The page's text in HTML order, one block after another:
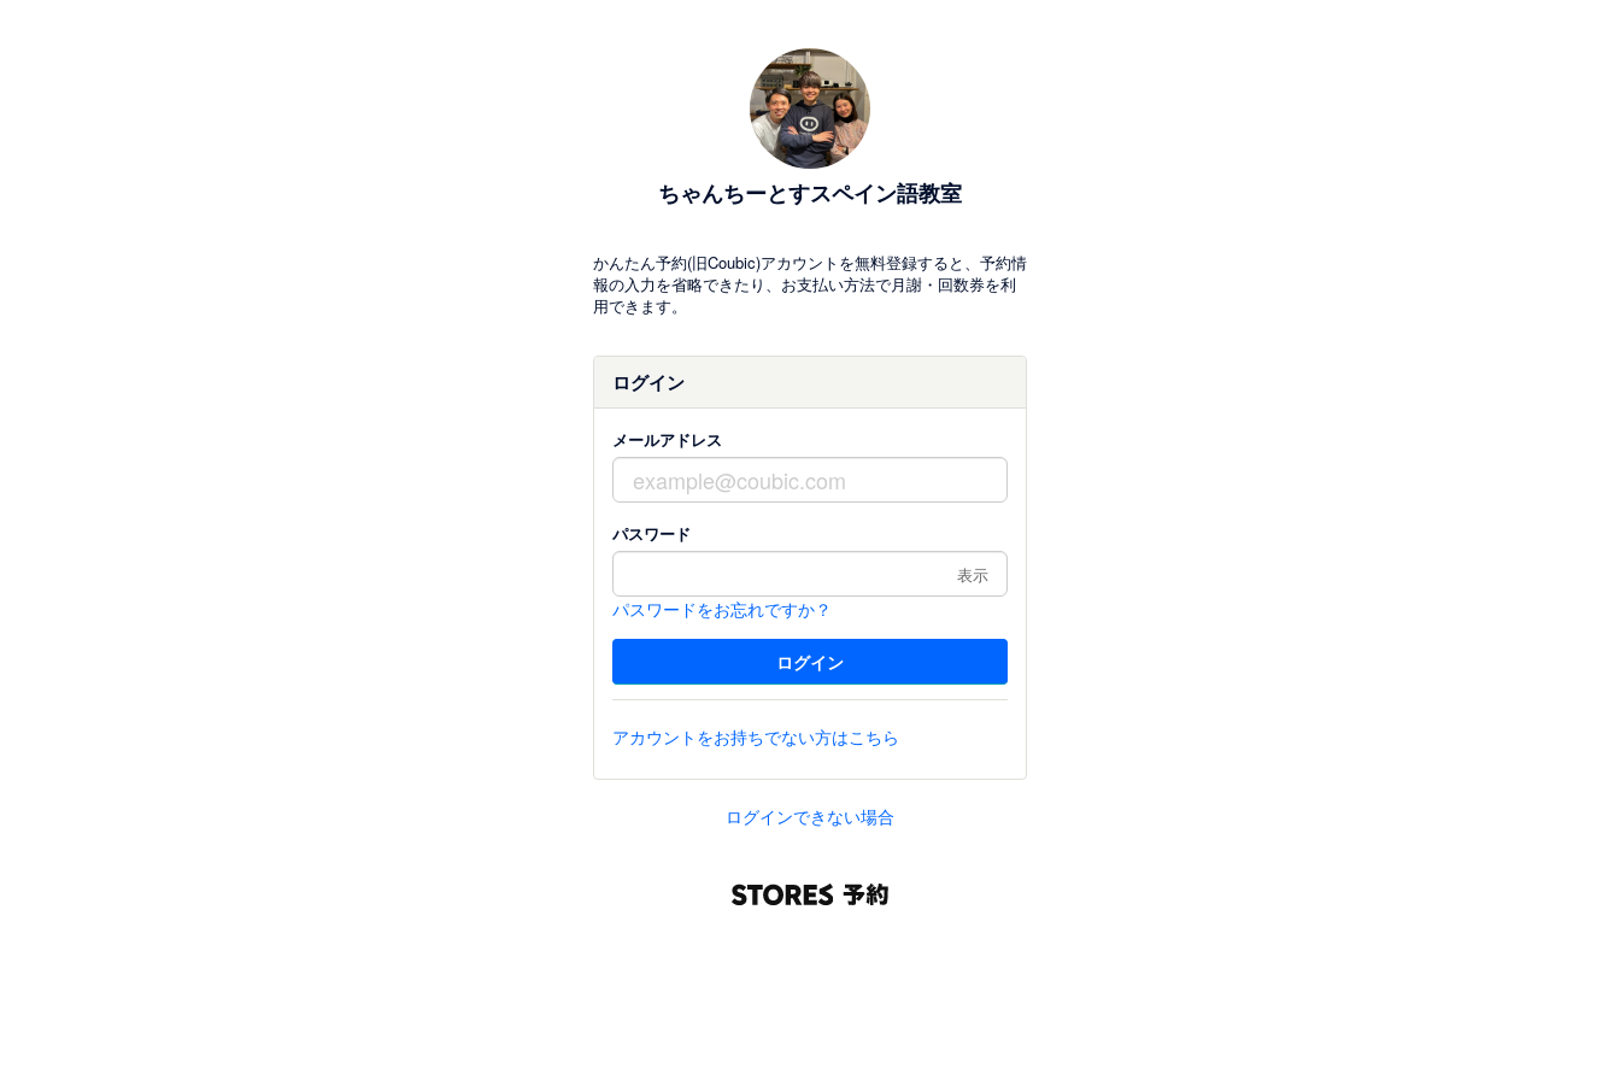
ちゃんちーとすスペイン語教室
かんたん予約(旧Coubic)アカウントを無料登録すると、予約情
報の入力を省略できたり、お支払い方法で月謝・回数券を利
用できます。
ログイン
メールアドレス
パスワード
表示
パスワードをお忘れですか？
アカウントをお持ちでない方はこちら
ログインできない場合